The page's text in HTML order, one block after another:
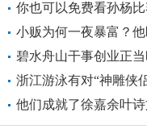
你也可以免费看孙杨
小贩为何一夜暴富？
碧水舟山干事创业正
浙江游泳有对“神雕侠
他们成就了徐嘉余叶